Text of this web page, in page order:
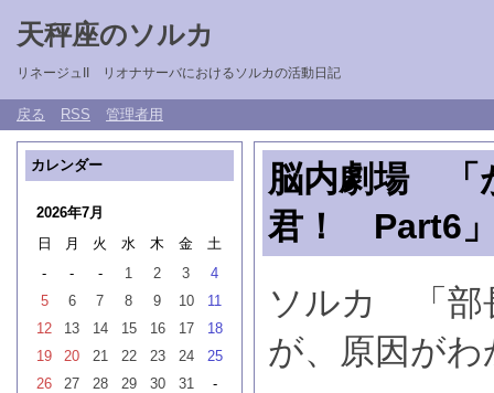
天秤座のソルカ
リネージュII リオナサーバにおけるソルカの活動日記
戻る RSS 管理者用
脳内劇場 「
君！ Part6
ソルカ 「部
が、原因が
カレンダー
2026年7月
日
月 火 水 木 金
土
-
- - 1 2 3
4
5
6 7 8 9 10
11
12
13 14 15 16 17
18
19
20 21 22 23 24
25
26
27 28 29 30 31
-